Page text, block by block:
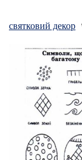
святковий декор